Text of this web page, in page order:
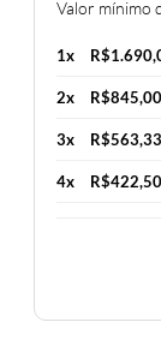
Valor mínimo
1x R$
2x R$845,00
3x R$563,33
4x R$422,50